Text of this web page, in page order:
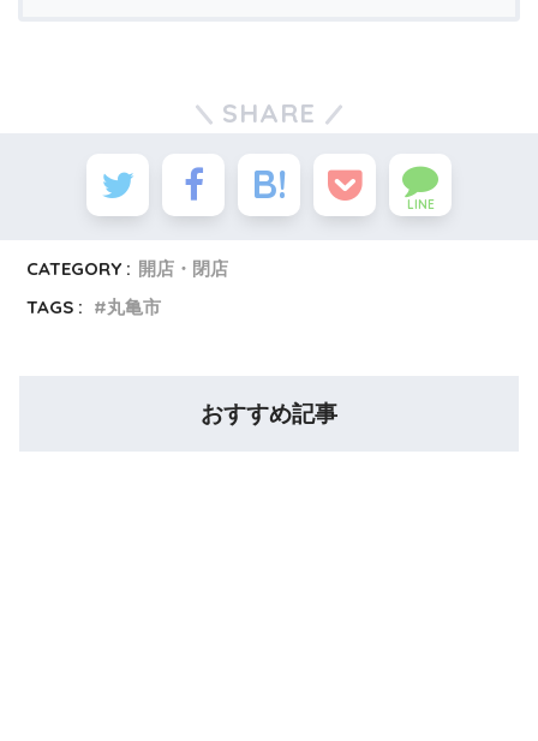
SHARE
LINE
CATEGORY : 開店・閉店
TAGS :
丸亀市
おすすめ記事